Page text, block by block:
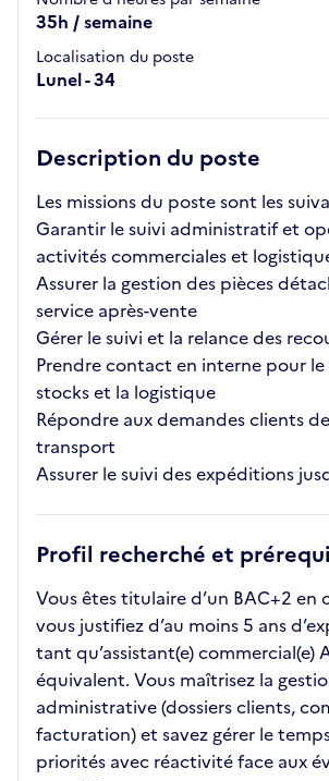
35h / semaine
Localisation du poste
Lunel - 34
Description du poste
Les missions du poste sont les
Garantir le suivi administratif et
activités commerciales et
Assurer la gestion des pièces
service après-vente
Gérer le suivi et la relance des
Prendre contact en interne pour le
stocks et la logistique
Répondre aux demandes clients
transport
Assurer le suivi des expéditions
Profil recherché et
Vous êtes titulaire d’un BAC+2 en
vous justifiez d’au moins 5 ans
tant qu’assistant(e) commercial(e)
équivalent. Vous maîtrisez la
administrative (dossiers clients,
facturation) et savez gérer le
priorités avec réactivité face aux